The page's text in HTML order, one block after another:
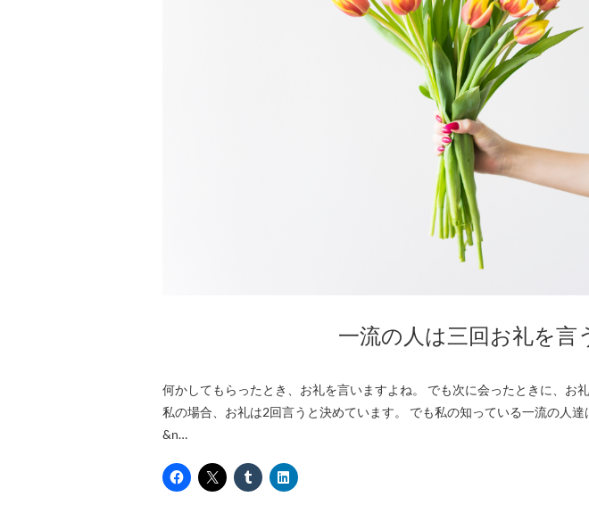
一流の人は三回お礼を言
何かしてもらったとき、お礼を言いますよね。 でも次に会ったときに、お礼を言える人は少ないものです。
私の場合、お礼は2回言うと決めています。 でも私の知っている一流の人
&n…